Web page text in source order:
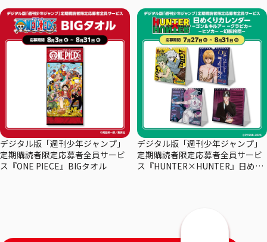
デジタル版「週刊少年ジャンプ」
定期購読者限定応募者全員サービ
ス『ONE PIECE』BIGタオル
デジタル版「週刊少年ジャンプ」
定期購読者限定応募者全員サービ
ス『HUNTER×HUNTER』日めく